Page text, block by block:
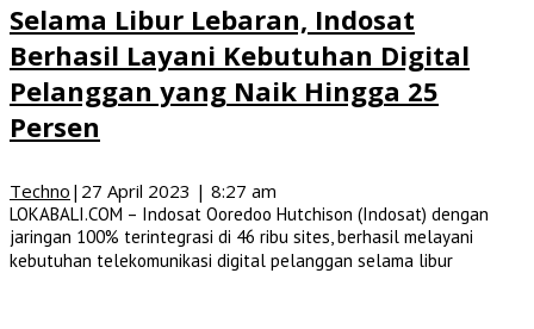
Selama Libur Lebaran, Indosat
Berhasil Layani Kebutuhan Digital
Pelanggan yang Naik Hingga 25
Persen
Techno | 27 April 2023 | 8:27 am
LOKABALI.COM – Indosat Ooredoo Hutchison (Indosat) dengan
jaringan 100% terintegrasi di 46 ribu sites, berhasil melayani
kebutuhan telekomunikasi digital pelanggan selama libur